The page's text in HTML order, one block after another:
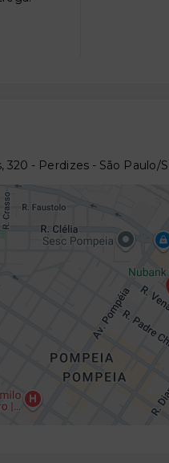
320 - Perdizes - São Paulo/